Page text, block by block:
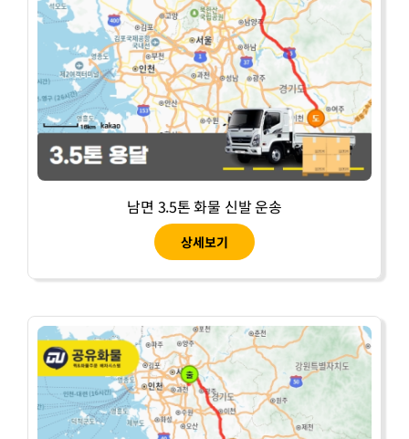
남면 3.5톤 화물 신발 운송
상세보기